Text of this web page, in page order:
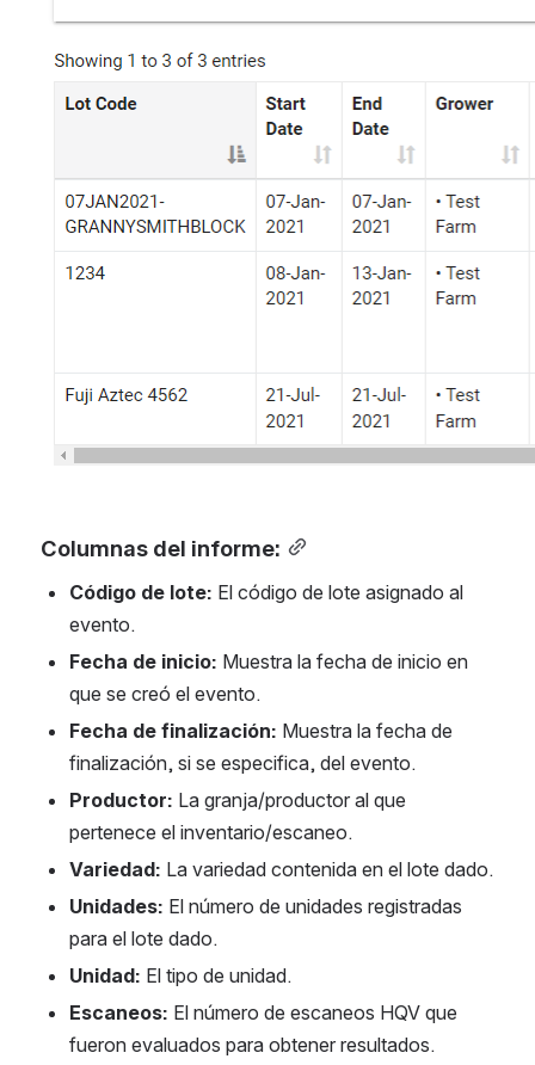
Columnas del informe:
Código de lote:
evento.
Fecha de inicio: Muestra la fecha de inicio en
que se creó el evento.
Fecha de finalización: Muestra la fecha de
finalización, si se especifica, del evento.
Productor: La granja/productor al que
pertenece el inventario/escaneo.
Variedad: La variedad contenida en el lote dado.
Unidades: El número de unidades registradas
para el lote dado.
Unidad: El tipo de unidad.
Escaneos: El número de escaneos HQV que